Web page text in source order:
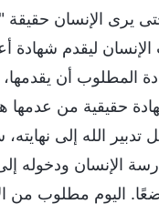
يرى الإنسان
ليقدم شهادة
المطلوب أن
حقيقية من عدمها
الله إلى
الإنسان ودخوله
اليوم مطلوب من